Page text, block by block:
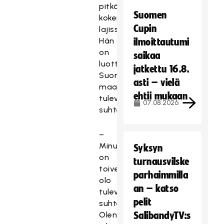
pitkä
kokemus
lajissa.
Hän
on
luottavainen
Suomen
maajoukkueen
tulevaisuuden
suhteen.
–
Minulla
on
toiveikas
olo
tulevaisuuden
suhteen.
Olen
Suomen
Cupin
ilmoittautumi
saikaa
jatkettu 16.8.
asti – vielä
ehtii mukaan
07.08.2026
Syksyn
turnausvilske
parhaimmilla
an – katso
pelit
SalibandyTV:s